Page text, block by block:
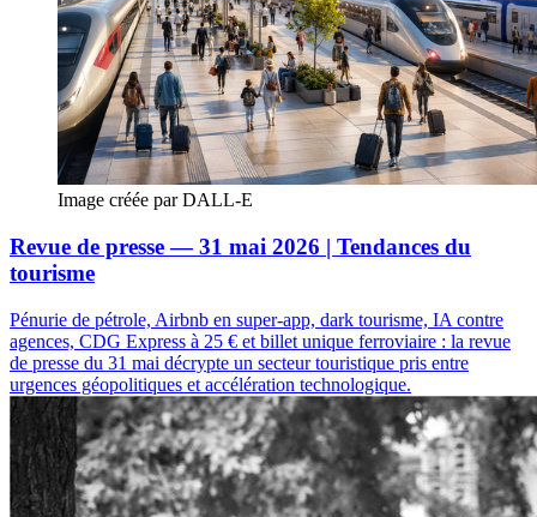
Image créée par DALL-E
Revue de presse — 31 mai 2026 | Tendances du
tourisme
Pénurie de pétrole, Airbnb en super-app, dark tourisme, IA contre
agences, CDG Express à 25 € et billet unique ferroviaire : la revue
de presse du 31 mai décrypte un secteur touristique pris entre
urgences géopolitiques et accélération technologique.